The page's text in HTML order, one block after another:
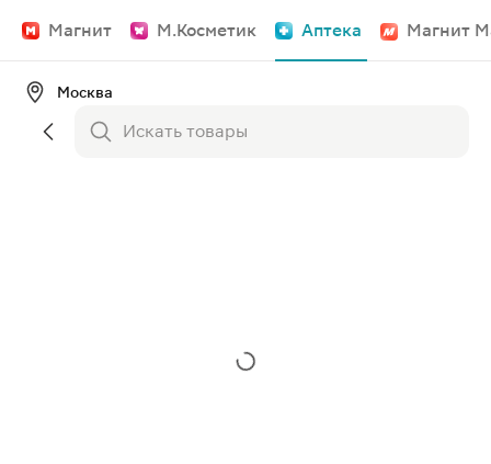
Магнит М.Косметик Аптека Магнит
Москва